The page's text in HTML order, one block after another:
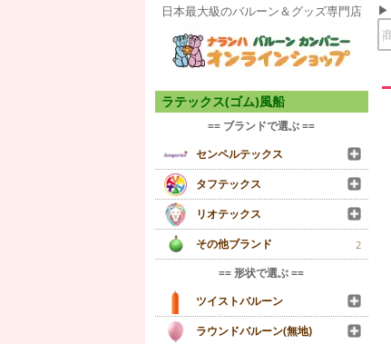
日本最大級のバルーン＆グッズ専門店
ラテックス(ゴム)風船
== ブランドで選ぶ ==
センペルテックス
タフテックス
リオテックス
その他ブランド
2
== 形状で選ぶ ==
ツイストバルーン
ラウンドバルーン(無地)